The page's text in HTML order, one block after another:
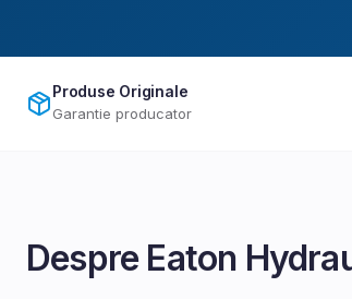
Produse Originale
Garantie producator
Despre Eaton